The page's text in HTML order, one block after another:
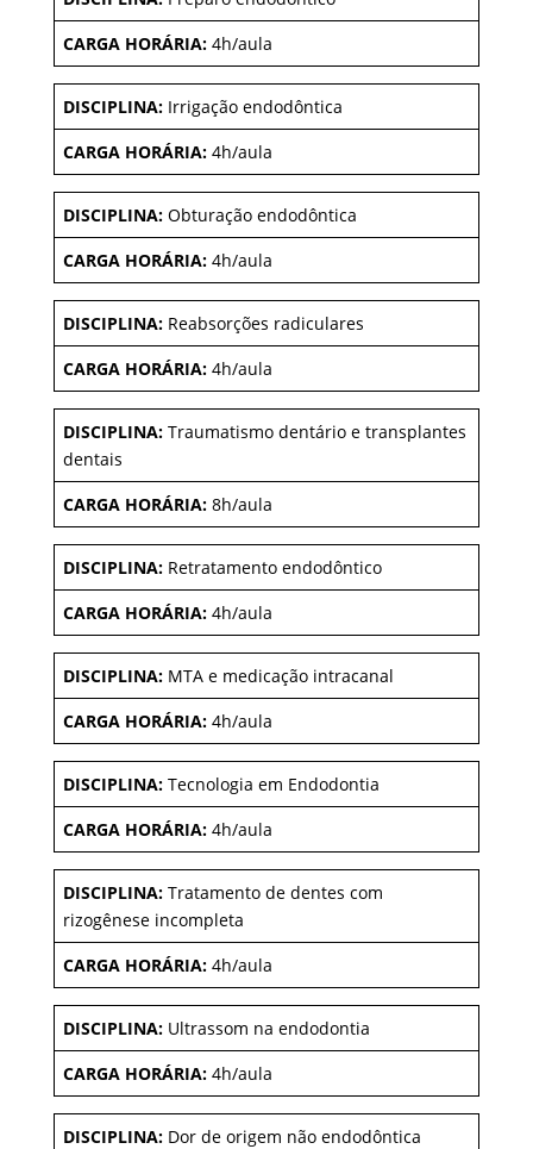
CARGA HORÁRIA:4h/aula
DISCIPLINA:Irrigação endodôntica
CARGA HORÁRIA:4h/aula
DISCIPLINA:Obturação endodôntica
CARGA HORÁRIA:4h/aula
DISCIPLINA:Reabsorções radiculares
CARGA HORÁRIA:4h/aula
DISCIPLINA:Traumatismo dentário e transplantes
dentais
CARGA HORÁRIA:8h/aula
DISCIPLINA:Retratamento endodôntico
CARGA HORÁRIA:4h/aula
DISCIPLINA:MTA e medicação intracanal
CARGA HORÁRIA:4h/aula
DISCIPLINA:Tecnologia em Endodontia
CARGA HORÁRIA:4h/aula
DISCIPLINA: Tratamento de dentes com
rizogênese incompleta
CARGA HORÁRIA:4h/aula
DISCIPLINA:Ultrassom na endodontia
CARGA HORÁRIA:4h/aula
DISCIPLINA:Dor de origem não endodôntica